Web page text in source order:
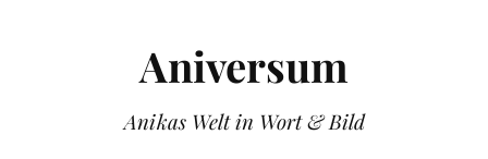
Aniversum
Anikas Welt in Wort & Bild